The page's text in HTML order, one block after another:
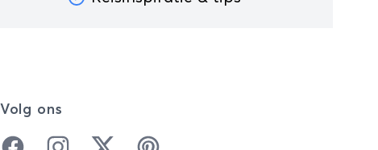
Volg ons
FacebookInstagramTwitter Pinterest